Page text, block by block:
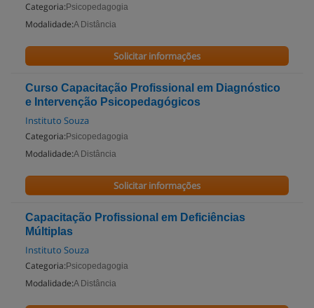
Categoria: Psicopedagogia
Modalidade:A Distância
Solicitar informações
Curso Capacitação Profissional em Diagnóstico
e Intervenção Psicopedagógicos
Instituto Souza
Categoria: Psicopedagogia
Modalidade:A Distância
Solicitar informações
Capacitação Profissional em Deficiências
Múltiplas
Instituto Souza
Categoria: Psicopedagogia
Modalidade:A Distância